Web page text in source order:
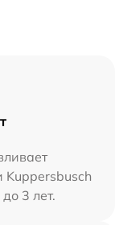
Kuppersbusch
3 лет.